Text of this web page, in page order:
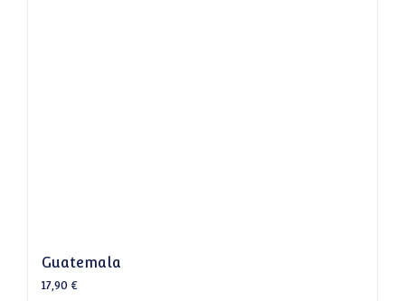
Guatemala
17,90 €